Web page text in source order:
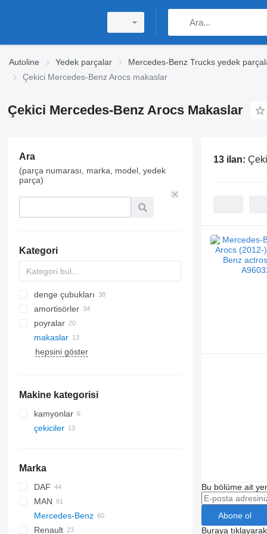
Autoline Yedek parçalar Mercedes-Benz Trucks yedek
Çekici Mercedes-Benz Arocs makaslar
Çekici Mercedes-Benz Arocs Makaslar
Ara
(parça numarası, marka, model, yedek
parça)
Kategori
denge çubukları
amortisörler
poyralar
makaslar
hepsini göster
Makine kategorisi
kamyonlar
çekiciler
Marka
DAF
CF
LF
XF
EuroCargo
Stralis
Trakker
MAN
F90
L2000
Mercedes-Benz
Actros
Canter
Renault
13 ilan:
Bu bölüme ait
Abone ol
Buraya tıklayarak,